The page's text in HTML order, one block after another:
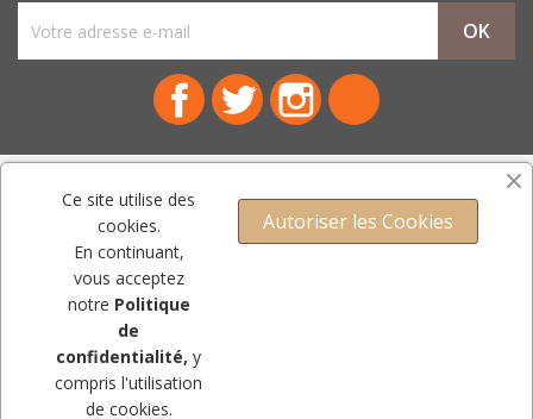
FacebookTwitter Instagram
NOTRE SOCIÉTÉ
PRODUITS
VOTRE COMPTE
CONTACT
© Copyright 2009-2023 - Mercerie Royale.Tous droits réservés.
Ce site utilise des
cookies.
En continuant,
vous acceptez
notre Politique
de
confidentialité, y
compris l'utilisation
de cookies.
Autoriser les Cookies